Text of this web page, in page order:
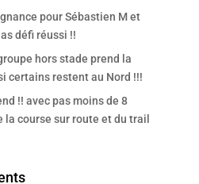
pour Sébastien M et
défi réussi !!
hors stade prend la
certains restent au Nord !!!
!! avec pas moins de 8
la course sur route et du trail